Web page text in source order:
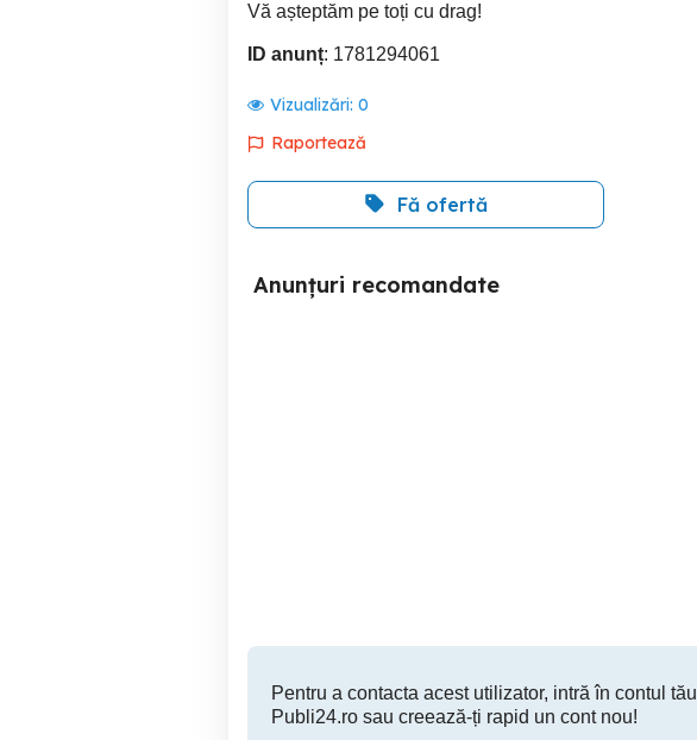
Vă așteptăm pe toți cu drag!
ID anunț: 1781294061
Vizualizări: 0
Raportează
Fă ofertă
Anunțuri recomandate
Pentru a contacta acest utilizator, intră în contul tău
Publi24.ro sau creează-ți rapid un cont nou!